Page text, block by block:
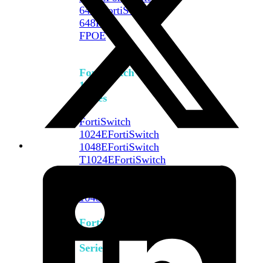
648F
FortiSwitch
648F-
FPOE
FortiSwitch
1000
Series
FortiSwitch
1024EFortiSwitch
1048EFortiSwitch
T1024EFortiSwitch
1048G
FortiSwitch
Series